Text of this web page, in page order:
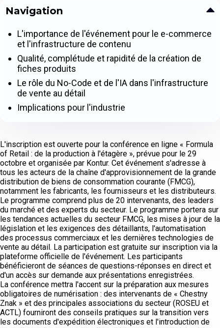
L'inscription est ouverte pour la conférence en ligne « Formula
of Retail : de la production à l'étagère », prévue pour le 29
octobre et organisée par Kontur. Cet événement s'adresse à
tous les acteurs de la chaîne d'approvisionnement de la grande
distribution de biens de consommation courante (FMCG),
notamment les fabricants, les fournisseurs et les distributeurs.
Le programme comprend plus de 20 intervenants, des leaders
du marché et des experts du secteur. Le programme portera sur
les tendances actuelles du secteur FMCG, les mises à jour de la
législation et les exigences des détaillants, l'automatisation
des processus commerciaux et les dernières technologies de
vente au détail. La participation est gratuite sur inscription via la
plateforme officielle de l'événement. Les participants
bénéficieront de séances de questions-réponses en direct et
d'un accès sur demande aux présentations enregistrées.
La conférence mettra l'accent sur la préparation aux mesures
obligatoires de numérisation : des intervenants de « Chestny
Znak » et des principales associations du secteur (ROSEU et
ACTL) fourniront des conseils pratiques sur la transition vers
les documents d'expédition électroniques et l'introduction de
Navigation
L'importance de l'événement pour le e-commerce
et l'infrastructure de contenu
Qualité, complétude et rapidité de la création de
fiches produits
Le rôle du No-Code et de l'IA dans l'infrastructure
de vente au détail
Implications pour l'industrie